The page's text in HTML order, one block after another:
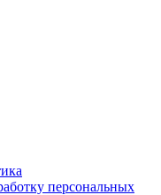
персональных